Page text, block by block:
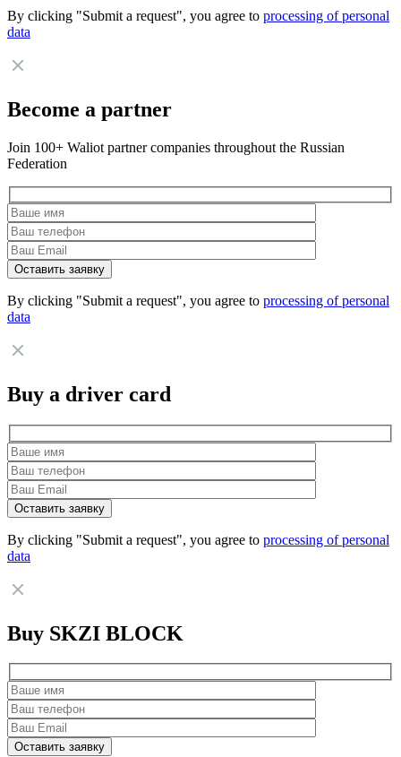
By clicking "Submit a request", you agree to processing of personal
data
Become a partner
Join 100+ Waliot partner companies throughout the Russian
Federation
By clicking "Submit a request", you agree to processing of personal
data
Buy a driver card
By clicking "Submit a request", you agree to processing of personal
data
Buy SKZI BLOCK